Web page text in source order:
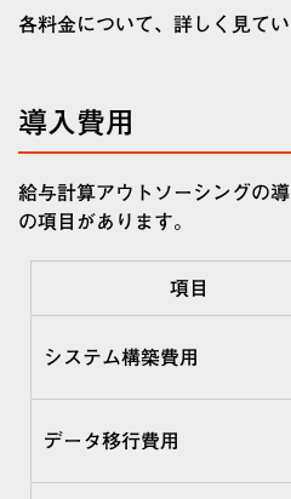
各料金について、詳しく見てい
導入費用
給与計算アウトソーシングの
の項目があります。
項目
システム構築費用
データ移行費用